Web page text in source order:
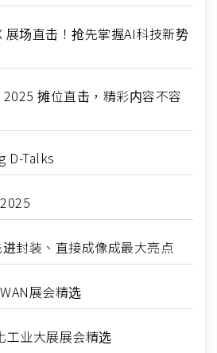
展场直击！抢先掌握AI科技新势
摊位直击，精彩内容不容
D-Talks
封装、直接成像成最大亮点
展会精选
工业大展展会精选